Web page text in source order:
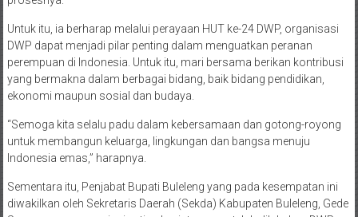
Untuk itu, ia berharap melalui perayaan HUT ke-24 DWP, organisasi
DWP dapat menjadi pilar penting dalam menguatkan peranan
perempuan di Indonesia. Untuk itu, mari bersama berikan kontribusi
yang bermakna dalam berbagai bidang, baik bidang pendidikan,
ekonomi maupun sosial dan budaya.
“Semoga kita selalu padu dalam kebersamaan dan gotong-royong
untuk membangun keluarga, lingkungan dan bangsa menuju
Indonesia emas,” harapnya.
Sementara itu, Penjabat Bupati Buleleng yang pada kesempatan ini
diwakilkan oleh Sekretaris Daerah (Sekda) Kabupaten Buleleng, Gede